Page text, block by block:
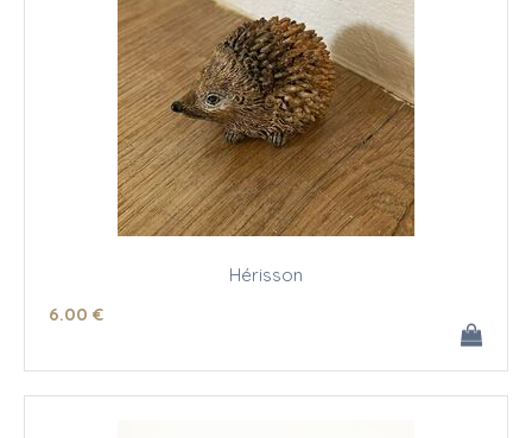
Hérisson
6.00 €